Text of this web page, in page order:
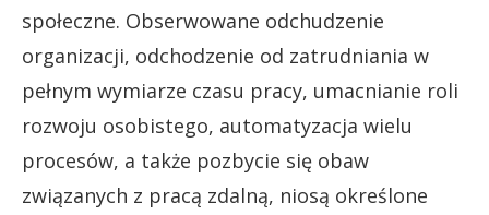
społeczne. Obserwowane odchudzenie
organizacji, odchodzenie od zatrudniania w
pełnym wymiarze czasu pracy, umacnianie roli
rozwoju osobistego, automatyzacja wielu
procesów, a także pozbycie się obaw
związanych z pracą zdalną, niosą określone